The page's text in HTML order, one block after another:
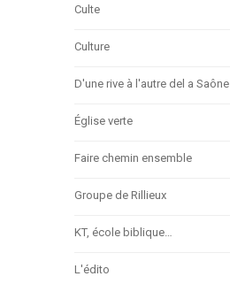
Culte
Culture
D'une rive à l'autre del a Saône
Église verte
Faire chemin ensemble
Groupe de Rillieux
KT, école biblique…
L'édito